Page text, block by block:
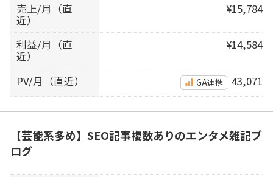
売上/月（直
近）
¥15,784
利益/月（直
近）
¥14,584
PV/月（直近） GA連携 43,071
【芸能系多め】SEO記事複数ありのエンタメ雑記ブ
ログ